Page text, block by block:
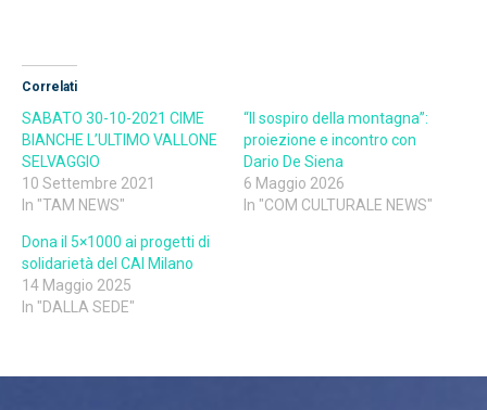
Correlati
SABATO 30-10-2021 CIME
BIANCHE L’ULTIMO VALLONE
SELVAGGIO
10 Settembre 2021
In "TAM NEWS"
“Il sospiro della montagna”:
proiezione e incontro con
Dario De Siena
6 Maggio 2026
In "COM CULTURALE NEWS"
Dona il 5×1000 ai progetti di
solidarietà del CAI Milano
14 Maggio 2025
In "DALLA SEDE"